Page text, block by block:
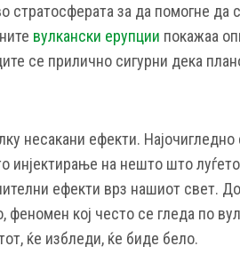
стратосферата за да помогне да
вулкански ерупции покажаа
се прилично сигурни дека
несакани ефекти. Најочигледно
инјектирање на нешто што
ефекти врз нашиот свет.
кој често се гледа по
ќе избледи, ќе биде бело.